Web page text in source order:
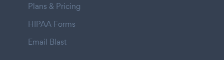
Plans & Pricing
HIPAA Forms
Email Blast